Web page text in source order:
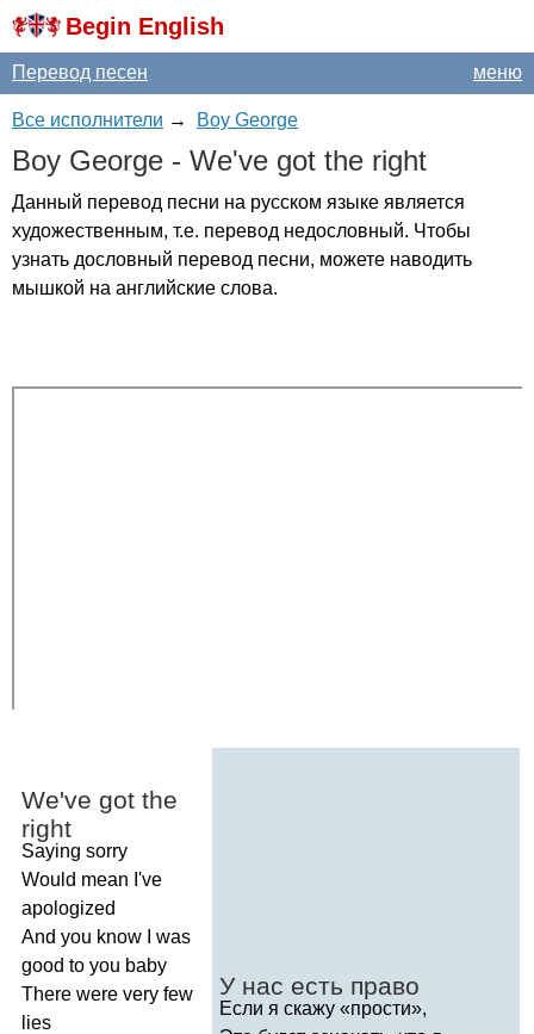
Begin English
меню
Перевод песен
Все исполнители → Boy George
Boy George - We've got the right
Данный перевод песни на русском языке является
художественным, т.е. перевод недословный. Чтобы
узнать дословный перевод песни, можете наводить
мышкой на английские слова.
We've got the
right
Saying sorry
Would mean I've
apologized
And you know
was
good to you baby
There were very few
lies
У нас есть право
Если я скажу «прости»,